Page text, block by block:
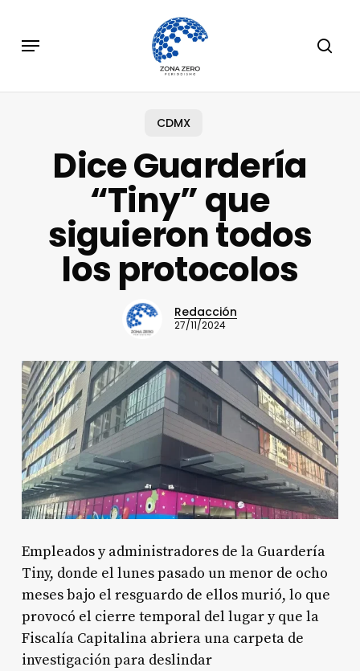
main
Menu
CDMX
Dice Guardería
“Tiny” que
siguieron todos
los protocolos
Redacción
27/11/2024
Empleados y administradores de la Guardería
Tiny, donde el lunes pasado un menor de ocho
meses bajo el resguardo de ellos murió, lo que
provocó el cierre temporal del lugar y que la
Fiscalía Capitalina abriera una carpeta de
investigación para deslindar